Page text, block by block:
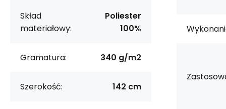
Skład
materiałowy:
Poliester
100%
Gramatura: 340 g/m2
Szerokość: 142 cm